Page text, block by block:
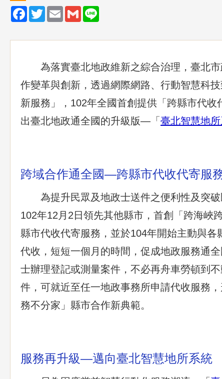
Facebook
TwitterEmailGmail
為落實臺北地政維新之綜合治理，臺北市
作變革與創新，透過網際網路、行動智慧科
新服務」，102年全國首創提供「跨縣市代收
出臺北地政通全國的升級版—「 臺北智慧地
跨域合作通全國—跨縣市代收代寄服
為提升民眾及地政士送件之便利性及突破
102年12月2日領先其他縣市，首創「跨海峽
縣市代收代寄服務，並於104年開始主動與各
代收，短短一個月的時間，促成地政服務通
士辦理登記或測量案件，不必再舟車勞頓到
件，可就近至任一地政事務所申請代收服務
務不分家」縣市合作新典範。
服務再升級—邁向臺北智慧地所系統